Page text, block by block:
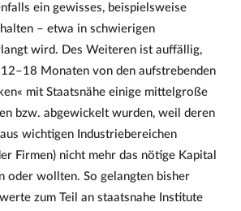
ein gewisses, beispielsweise
– etwa in schwierigen
wird. Des Weiteren ist auffällig,
Monaten von den aufstrebenden
mit Staatsnähe einige mittelgroße
bzw. abgewickelt wurden, weil deren
wichtigen Industriebereichen
Firmen) nicht mehr das nötige Kapital
oder wollten. So gelangten bisher
zum Teil an staatsnahe Institute